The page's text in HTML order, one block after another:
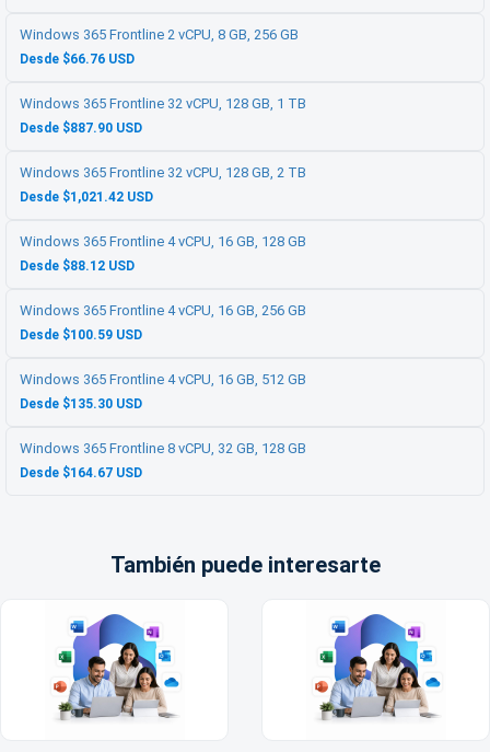
Windows 365 Frontline 2 vCPU, 8 GB, 256 GB
Desde $66.76 USD
Windows 365 Frontline 32 vCPU, 128 GB, 1 TB
Desde $887.90 USD
Windows 365 Frontline 32 vCPU, 128 GB, 2 TB
Desde $1,021.42 USD
Windows 365 Frontline 4 vCPU, 16 GB, 128 GB
Desde $88.12 USD
Windows 365 Frontline 4 vCPU, 16 GB, 256 GB
Desde $100.59 USD
Windows 365 Frontline 4 vCPU, 16 GB, 512 GB
Desde $135.30 USD
Windows 365 Frontline 8 vCPU, 32 GB, 128 GB
Desde $164.67 USD
También puede interesarte